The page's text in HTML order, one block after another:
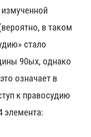
в таком
стало
90ых, однако
означает в
к правосудию
элемента: